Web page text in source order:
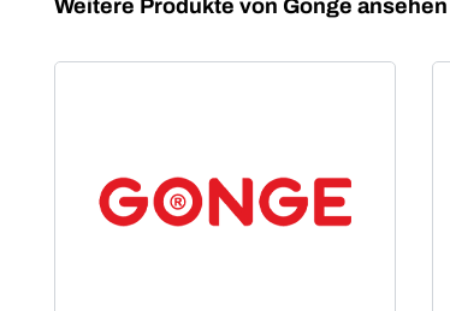
Weitere Produkte von Gonge ansehen